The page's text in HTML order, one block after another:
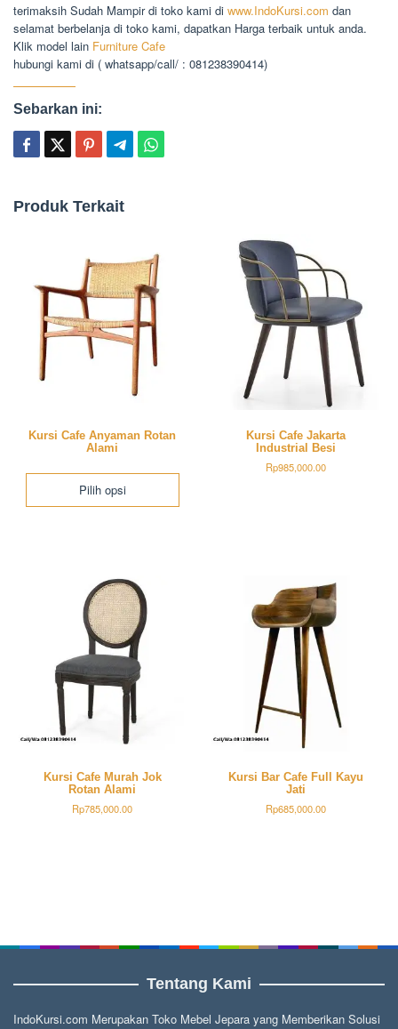
terimaksih Sudah Mampir di toko kami di www.IndoKursi.com dan
selamat berbelanja di toko kami, dapatkan Harga terbaik untuk anda.
Klik model lain Furniture Cafe
hubungi kami di ( whatsapp/call/ : 081238390414)
Sebarkan ini:
Produk Terkait
Kursi Cafe Anyaman Rotan
Alami
Pilih opsi
beberapa
varian.
Pilihan
ini
dapat
diambil
di
halaman
produk
Kursi Cafe Jakarta
Industrial Besi
Rp985,000.00
Kursi Cafe Murah Jok
Rotan Alami
Rp785,000.00
Kursi Bar Cafe Full Kayu
Jati
Rp685,000.00
Tentang Kami
IndoKursi.com Merupakan Toko Mebel Jepara yang Memberikan Solusi